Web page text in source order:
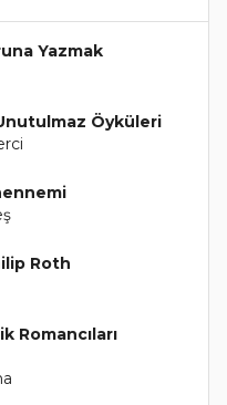
Yazmak
Öyküleri
Roth
Romancıları